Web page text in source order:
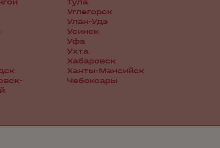
Углегорск
Улан-Удэ
Усинск
Уфа
Ухта
Хабаровск
Ханты-Мансийск
Чебоксары